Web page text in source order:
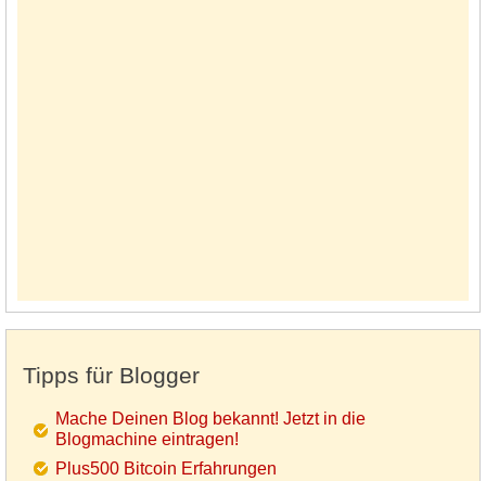
Tipps für Blogger
Mache Deinen Blog bekannt! Jetzt in die
Blogmachine eintragen!
Plus500 Bitcoin Erfahrungen